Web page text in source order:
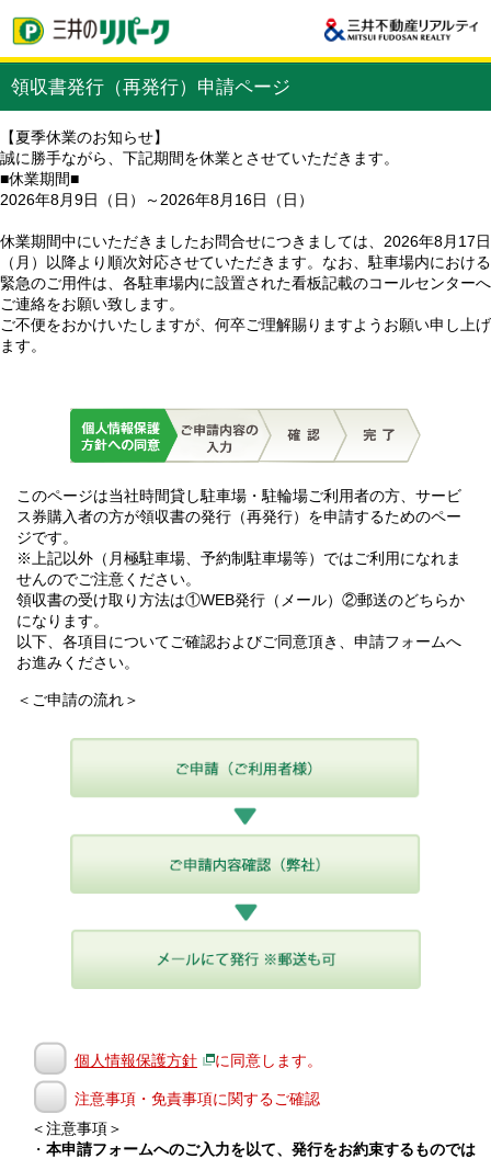
領収書発行（再発行）申請ページ
【夏季休業のお知らせ】
誠に勝手ながら、下記期間を休業とさせていただきます。
■休業期間■
2026年8月9日（日）～2026年8月16日（日）
休業期間中にいただきましたお問合せにつきましては、2026年8月17日
（月）以降より順次対応させていただきます。なお、駐車場内における
緊急のご用件は、各駐車場内に設置された看板記載のコールセンターへ
ご連絡をお願い致します。
ご不便をおかけいたしますが、何卒ご理解賜りますようお願い申し上げ
ます。
このページは当社時間貸し駐車場・駐輪場ご利用者の方、サービ
ス券購入者の方が領収書の発行（再発行）を申請するためのペー
ジです。
※上記以外（月極駐車場、予約制駐車場等）ではご利用になれま
せんのでご注意ください。
領収書の受け取り方法は①WEB発行（メール）②郵送のどちらか
になります。
以下、各項目についてご確認およびご同意頂き、申請フォームへ
お進みください。
＜ご申請の流れ＞
個人情報保護方針 に同意します。
注意事項・免責事項に関するご確認
＜注意事項＞
・ 本申請フォームへのご入力を以て、発行をお約束するものでは